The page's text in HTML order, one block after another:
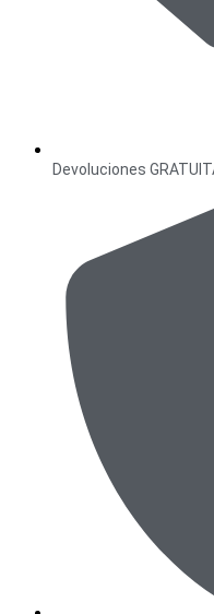
Devoluciones